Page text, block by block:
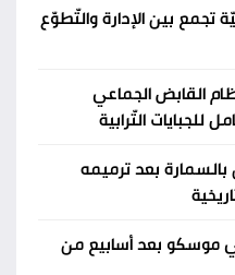
تجمع بين الإدارة والتّطوّع
القابض الجماعي
التّرابية
بعد ترميمه
موسكو بعد أسابيع من